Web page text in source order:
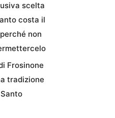
scelta
costa il
non
Frosinone
tradizione